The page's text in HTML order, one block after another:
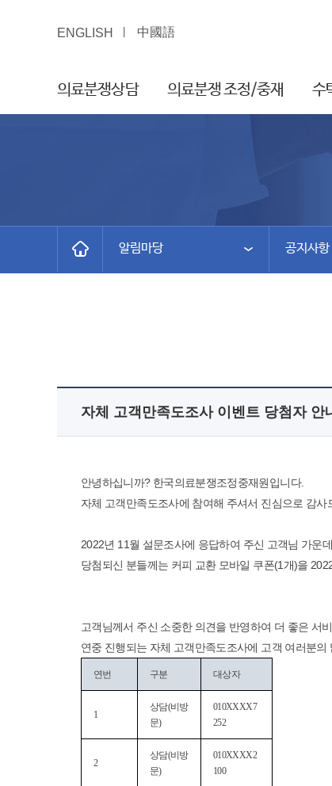
ENGLISH 中國語
의료분쟁상담 의료분쟁 조정/중재 수
알림마당 공지사항
자체 고객만족도조사 이벤트 당첨자 안
안녕하십니까? 한국의료분쟁조정중재원입니다.
자체 고객만족도조사에 참여해 주셔서 진심으로 감사
2022년 11월 설문조사에 응답하여 주신 고객님 가운
당첨되신 분들께는 커피 교환 모바일 쿠폰(1개)을
고객님께서 주신 소중한 의견을 반영하여 더 좋은 서
연중 진행되는 자체 고객만족도조사에 고객 여러분의
연번 구분 대상자
1
상담(비방
문)
010XXXX7
252
2
상담(비방
문)
010XXXX2
100